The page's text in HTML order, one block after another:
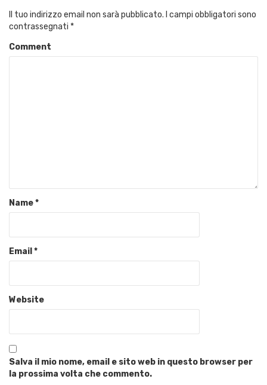
Il tuo indirizzo email non sarà pubblicato. I campi obbligatori sono
contrassegnati *
Comment
Name*
Email *
Website
Salva il mio nome, email e sito web in questo browser per
la prossima volta che commento.